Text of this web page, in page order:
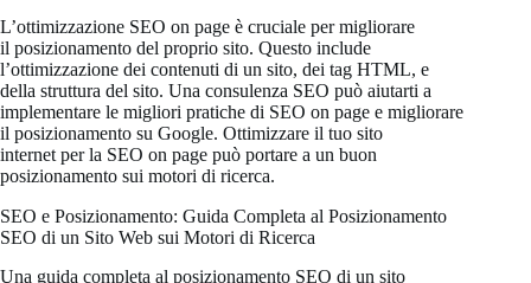
L’ottimizzazione SEO on page è cruciale per migliorare
il posizionamento del proprio sito. Questo include
l’ottimizzazione dei contenuti di un sito, dei tag HTML, e
della struttura del sito. Una consulenza SEO può aiutarti a
implementare le migliori pratiche di SEO on page e migliorare
il posizionamento su Google. Ottimizzare il tuo sito
internet per la SEO on page può portare a un buon
posizionamento sui motori di ricerca.
SEO e Posizionamento: Guida Completa al Posizionamento
SEO di un Sito Web sui Motori di Ricerca
Una guida completa al posizionamento SEO di un sito